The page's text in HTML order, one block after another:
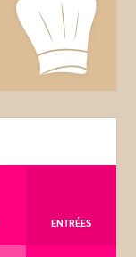
ENTRÉES